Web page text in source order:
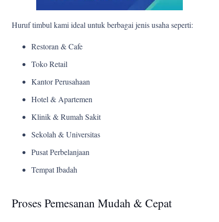
Huruf timbul kami ideal untuk berbagai jenis usaha seperti:
Restoran & Cafe
Toko Retail
Kantor Perusahaan
Hotel & Apartemen
Klinik & Rumah Sakit
Sekolah & Universitas
Pusat Perbelanjaan
Tempat Ibadah
Proses Pemesanan Mudah & Cepat